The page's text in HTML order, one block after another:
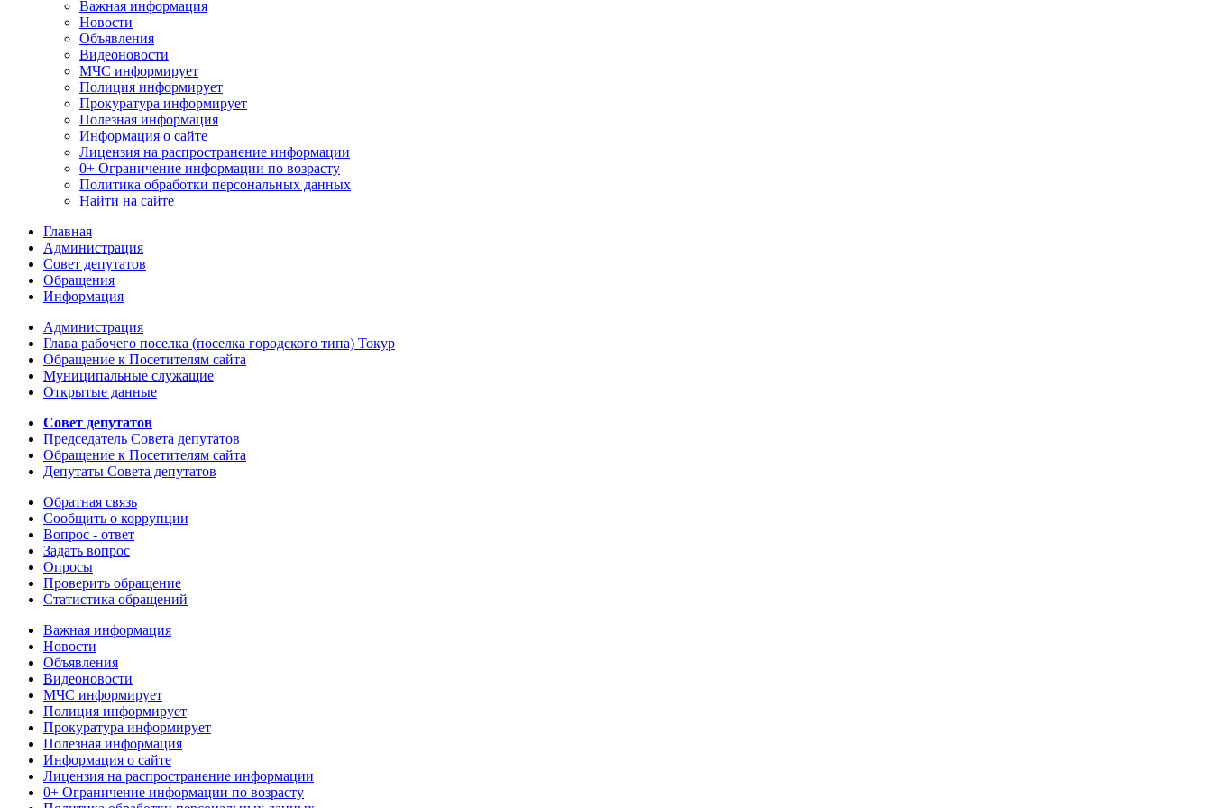
Важная информация
Новости
Объявления
Видеоновости
МЧС информирует
Полиция информирует
Прокуратура информирует
Полезная информация
Информация о сайте
Лицензия на распространение информации
0+ Ограничение информации по возрасту
Политика обработки персональных данных
Найти на сайте
Главная
Администрация
Совет депутатов
Обращения
Информация
Администрация
Глава рабочего поселка (поселка городского типа) Токур
Обращение к Посетителям сайта
Муниципальные служащие
Открытые данные
Совет депутатов
Председатель Совета депутатов
Обращение к Посетителям сайта
Депутаты Совета депутатов
Обратная связь
Сообщить о коррупции
Вопрос - ответ
Задать вопрос
Опросы
Проверить обращение
Статистика обращений
Важная информация
Новости
Объявления
Видеоновости
МЧС информирует
Полиция информирует
Прокуратура информирует
Полезная информация
Информация о сайте
Лицензия на распространение информации
0+ Ограничение информации по возрасту